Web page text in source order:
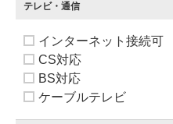
テレビ・通信
インターネット接続可
CS対応
BS対応
ケーブルテレビ